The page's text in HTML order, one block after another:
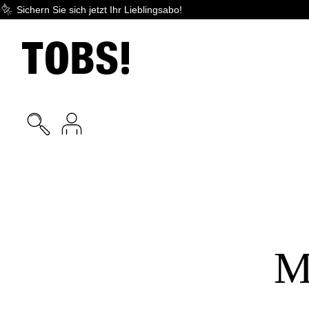
Sichern Sie sich jetzt Ihr Lieblingsabo!